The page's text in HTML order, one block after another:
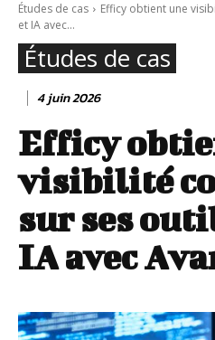
Études de cas
Efficy obtient une
et IA avec...
Études de cas
4 juin 2026
Efficy
visibilité
sur ses
IA avec